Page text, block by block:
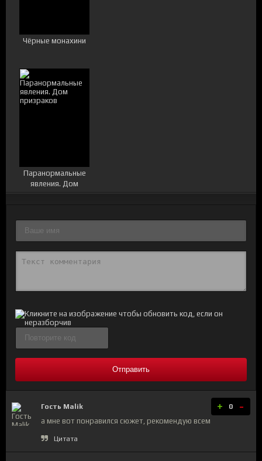
Чёрные монахини
Паранормальные
явления. Дом
призраков
Отправить
Гость Malik + 0 -
а мне вот понравился сюжет, рекомендую всем
Цитата